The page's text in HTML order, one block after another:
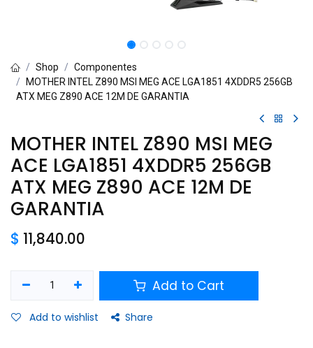
Shop
Componentes
MOTHER INTEL Z890 MSI MEG ACE LGA1851 4XDDR5 256GB
ATX MEG Z890 ACE 12M DE GARANTIA
MOTHER INTEL Z890 MSI MEG
ACE LGA1851 4XDDR5 256GB
ATX MEG Z890 ACE 12M DE
GARANTIA
$ 11,840.00
Add to Cart
Add to wishlist Share